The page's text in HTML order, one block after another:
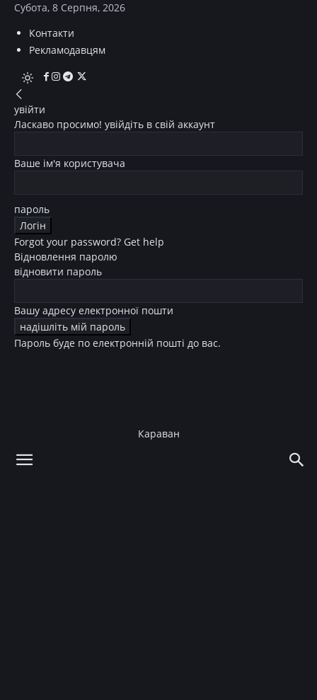
Субота, 8 Серпня, 2026
Контакти
Рекламодавцям
увійти
Ласкаво просимо! увійдіть в свій аккаунт
Ваше ім'я користувача
пароль
Forgot your password? Get help
Відновлення паролю
відновити пароль
Вашу адресу електронної пошти
Пароль буде по електронній пошті до вас.
Караван